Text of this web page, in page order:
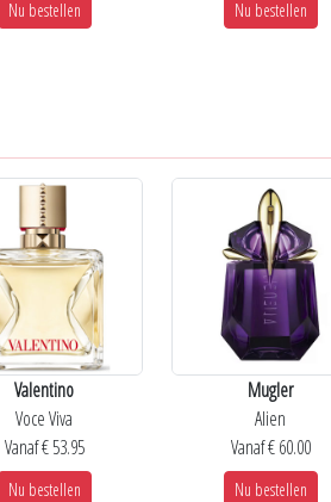
Nu bestellen Nu bestellen
Valentino
Voce Viva
Vanaf € 53.95
Nu bestellen
Mugler
Alien
Vanaf € 60.00
Nu bestellen